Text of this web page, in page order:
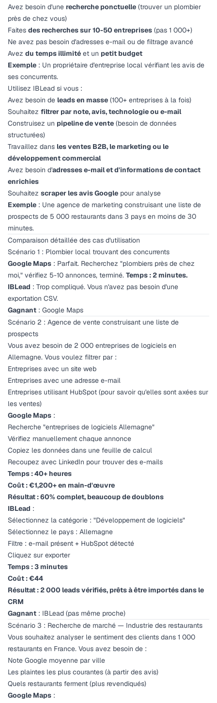
Avez besoin d'une recherche ponctuelle (trouver un plombier
près de chez vous)
Faites des recherches sur 10-50 entreprises (pas 1 000+)
Ne avez pas besoin d'adresses e-mail ou de filtrage avancé
Avez du temps illimité et un petit budget
Exemple : Un propriétaire d'entreprise local vérifiant les avis de
ses concurrents.
Utilisez IBLead si vous :
Avez besoin de leads en masse (100+ entreprises à la fois)
Souhaitez filtrer par note, avis, technologie ou e-mail
Construisez un pipeline de vente (besoin de données
structurées)
Travaillez dans les ventes B2B, le marketing ou le
développement commercial
Avez besoin d'adresses e-mail et d'informations de contact
enrichies
Souhaitez scraper les avis Google pour analyse
Exemple : Une agence de marketing construisant une liste de
prospects de 5 000 restaurants dans 3 pays en moins de 30
minutes.
Comparaison détaillée des cas d'utilisation
Scénario 1 : Plombier local trouvant des concurrents
Google Maps : Parfait. Recherchez "plombiers près de chez
moi," vérifiez 5-10 annonces, terminé. Temps : 2 minutes.
IBLead : Trop compliqué. Vous n'avez pas besoin d'une
exportation CSV.
Gagnant : Google Maps
Scénario 2 : Agence de vente construisant une liste de
prospects
Vous avez besoin de 2 000 entreprises de logiciels en
Allemagne. Vous voulez filtrer par :
Entreprises avec un site web
Entreprises avec une adresse e-mail
Entreprises utilisant HubSpot (pour savoir qu'elles sont axées sur
les ventes)
Google Maps :
Recherche "entreprises de logiciels Allemagne"
Vérifiez manuellement chaque annonce
Copiez les données dans une feuille de calcul
Recoupez avec LinkedIn pour trouver des e-mails
Temps : 40+ heures
Coût : €1,200+ en main-d'œuvre
Résultat : 60% complet, beaucoup de doublons
IBLead :
Sélectionnez la catégorie : "Développement de logiciels"
Sélectionnez le pays : Allemagne
Filtre : e-mail présent + HubSpot détecté
Cliquez sur exporter
Temps : 3 minutes
Coût : €44
Résultat : 2 000 leads vérifiés, prêts à être importés dans le
CRM
Gagnant : IBLead (pas même proche)
Scénario 3 : Recherche de marché — Industrie des restaurants
Vous souhaitez analyser le sentiment des clients dans 1 000
restaurants en France. Vous avez besoin de :
Note Google moyenne par ville
Les plaintes les plus courantes (à partir des avis)
Quels restaurants ferment (plus revendiqués)
Google Maps :